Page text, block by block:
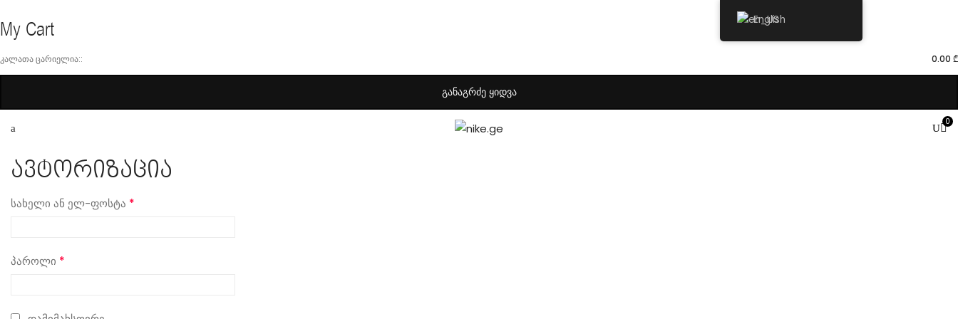
My Cart
ᲙᲐᲚᲐᲗᲐ ᲪᲐᲠᲘᲔᲚᲘᲐ:: 0.00 ₾
ᲒᲐᲜᲐᲒᲠᲫᲔ ᲧᲘᲓᲕᲐ
ავტორიზაცია
სახელი ან ელ-ფოსტა *
პაროლი *
0
English